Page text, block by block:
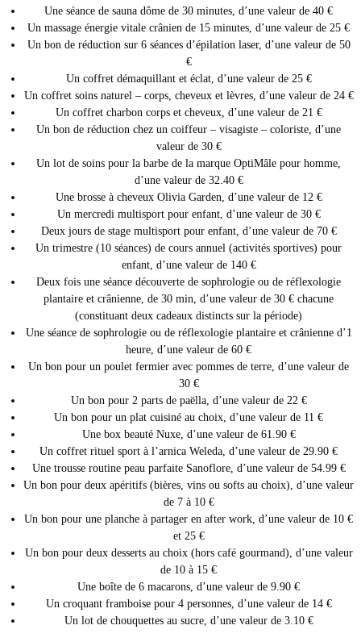
Une séance de sauna dôme de 30 minutes, d’une valeur de 40 €
Un massage énergie vitale crânien de 15 minutes, d’une valeur de 25 €
Un bon de réduction sur 6 séances d’épilation laser, d’une valeur de 50
€
Un coffret démaquillant et éclat, d’une valeur de 25 €
Un coffret soins naturel – corps, cheveux et lèvres, d’une valeur de 24 €
Un coffret charbon corps et cheveux, d’une valeur de 21 €
Un bon de réduction chez un coiffeur – visagiste – coloriste, d’une
valeur de 30 €
Un lot de soins pour la barbe de la marque OptiMâle pour homme,
d’une valeur de 32.40 €
Une brosse à cheveux Olivia Garden, d’une valeur de 12 €
Un mercredi multisport pour enfant, d’une valeur de 30 €
Deux jours de stage multisport pour enfant, d’une valeur de 70 €
Un trimestre (10 séances) de cours annuel (activités sportives) pour
enfant, d’une valeur de 140 €
Deux fois une séance découverte de sophrologie ou de réflexologie
plantaire et crânienne, de 30 min, d’une valeur de 30 € chacune
(constituant deux cadeaux distincts sur la période)
Une séance de sophrologie ou de réflexologie plantaire et crânienne d’1
heure, d’une valeur de 60 €
Un bon pour un poulet fermier avec pommes de terre, d’une valeur de
30 €
Un bon pour 2 parts de paëlla, d’une valeur de 22 €
Un bon pour un plat cuisiné au choix, d’une valeur de 11 €
Une box beauté Nuxe, d’une valeur de 61.90 €
Un coffret rituel sport à l’arnica Weleda, d’une valeur de 29.90 €
Une trousse routine peau parfaite Sanoflore, d’une valeur de 54.99 €
Un bon pour deux apéritifs (bières, vins ou softs au choix), d’une valeur
de 7 à 10 €
Un bon pour une planche à partager en after work, d’une valeur de 10 €
et 25 €
Un bon pour deux desserts au choix (hors café gourmand), d’une valeur
de 10 à 15 €
Une boîte de 6 macarons, d’une valeur de 9.90 €
Un croquant framboise pour 4 personnes, d’une valeur de 14 €
Un lot de chouquettes au sucre, d’une valeur de 3.10 €